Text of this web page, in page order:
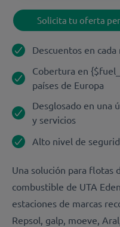
Solicita tu oferta
Descuentos en
Cobertura en
países de Europa
Desglosado en una
y servicios
Alto nivel de
Una solución para flotas
combustible de UTA
estaciones de marcas
Repsol, galp, moeve,